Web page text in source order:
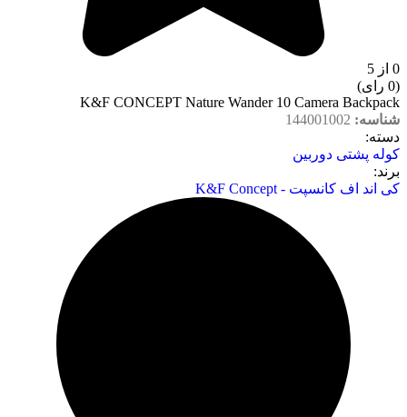
0 از 5
(0 رای)
K&F CONCEPT Nature Wander 10 Camera Backpack
شناسه: 144001002
دسته‌:
کوله پشتی دوربین
برند:
کی اند اف کانسپت - K&F Concept